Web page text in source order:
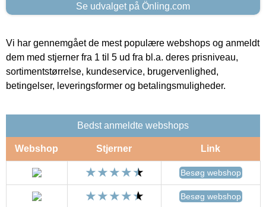
Se udvalget på Önling.com
Vi har gennemgået de mest populære webshops og anmeldt
dem med stjerner fra 1 til 5 ud fra bl.a. deres prisniveau,
sortimentstørrelse, kundeservice, brugervenlighed,
betingelser, leveringsformer og betalingsmuligheder.
Bedst anmeldte webshops
Webshop Stjerner Link
Besøg webshop
Besøg webshop